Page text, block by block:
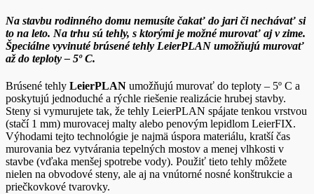
Na stavbu rodinného domu nemusíte čakať do jari či nechávať si
to na leto. Na trhu sú tehly, s ktorými je možné murovať aj v zime.
Špeciálne vyvinuté brúsené tehly LeierPLAN umožňujú murovať
až do teploty– 5ºC.
Brúsené tehly LeierPLAN umožňujú murovať do teploty – 5º C a
poskytujú jednoduché a rýchle riešenie realizácie hrubej stavby.
Steny si vymurujete tak, že tehly LeierPLAN spájate tenkou vrstvou
(stačí 1 mm) murovacej malty alebo penovým lepidlom LeierFIX.
Výhodami tejto technológie je najmä úspora materiálu, kratší čas
murovania bez vytvárania tepelných mostov a menej vlhkosti v
stavbe (vďaka menšej spotrebe vody). Použiť tieto tehly môžete
nielen na obvodové steny, ale aj na vnútorné nosné konštrukcie a
priečkovkové tvarovky.